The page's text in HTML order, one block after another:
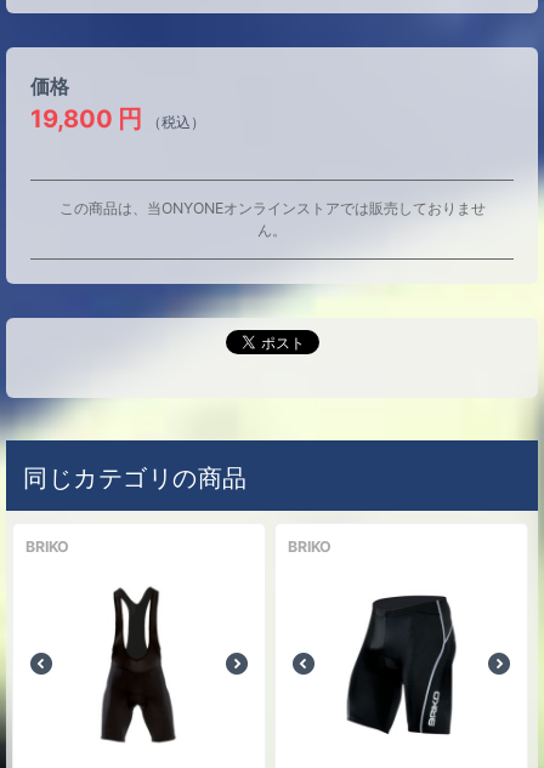
価格
19,800 円 （税込）
この商品は、当ONYONEオンラインストアでは販売しておりませ
ん。
同じカテゴリの商品
BRIKO BRIKO